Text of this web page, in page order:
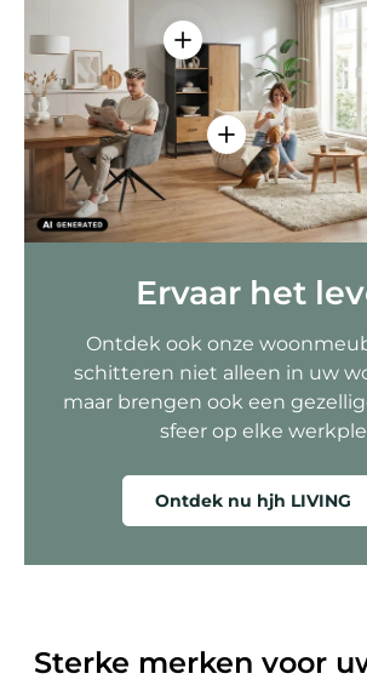
Details weergeven -
Details
Ervaar het
Ontdek ook onze
schitteren niet alleen in uw
maar brengen ook een
sfeer op elke
Ontdek nu hjh LIVING
Sterke merken voor